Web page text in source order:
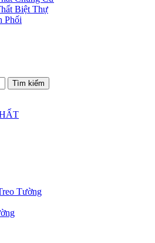
Biệt Thự
Phối
Tìm kiếm
Tường